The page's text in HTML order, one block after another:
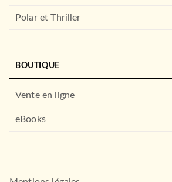
Polar et Thriller
BOUTIQUE
Vente en ligne
eBooks